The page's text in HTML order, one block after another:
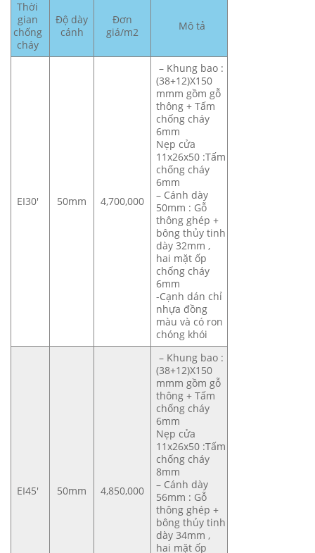
Thời
gian
chống
cháy
Độ dày
cánh
Đơn
giá/m2
Mô tả
EI30′ 50mm 4,700,000
– Khung bao :
(38+12)X150
mmm gồm gỗ
thông + Tấm
chống cháy
6mm
Nẹp cửa
11x26x50 :Tấm
chống cháy
6mm
– Cánh dày
50mm : Gỗ
thông ghép +
bông thủy tinh
dày 32mm ,
hai mặt ốp
chống cháy
6mm
-Cạnh dán chỉ
nhựa đồng
màu và có ron
chóng khói
EI45′ 50mm 4,850,000
– Khung bao :
(38+12)X150
mmm gồm gỗ
thông + Tấm
chống cháy
6mm
Nẹp cửa
11x26x50 :Tấm
chống cháy
8mm
– Cánh dày
56mm : Gỗ
thông ghép +
bông thủy tinh
dày 34mm ,
hai mặt ốp